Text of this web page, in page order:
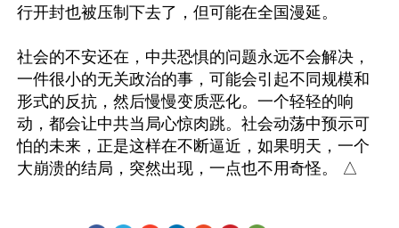
行开封也被压制下去了，但可能在全国漫延。
社会的不安还在，中共恐惧的问题永远不会解决，
一件很小的无关政治的事，可能会引起不同规模和
形式的反抗，然后慢慢变质恶化。一个轻轻的响
动，都会让中共当局心惊肉跳。社会动荡中预示可
怕的未来，正是这样在不断逼近，如果明天，一个